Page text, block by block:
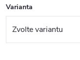
Varianta